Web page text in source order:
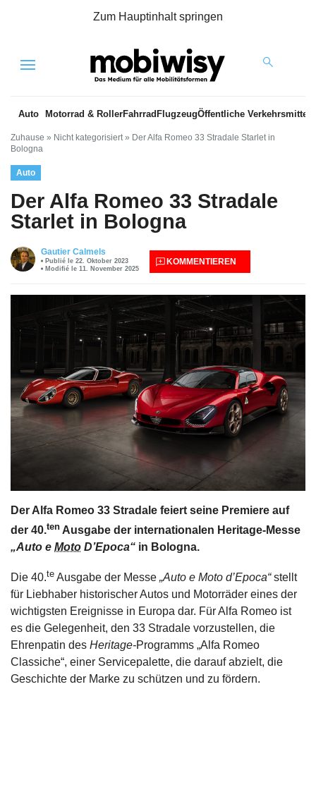
Zum Hauptinhalt springen
Menu
Auto Motorrad & RollerFahrrad FlugzeugÖffentliche Verkehrsmittel
Zuhause » Nicht kategorisiert » Der Alfa Romeo 33 Stradale Starlet in
Bologna
Auto
Der Alfa Romeo 33 Stradale
Starlet in Bologna
Gautier Calmels
Publié le 22. Oktober 2023
Modifié le 11. November 2025
KOMMENTIEREN
Der Alfa Romeo 33 Stradale feiert seine Premiere auf
der 40.ten Ausgabe der internationalen Heritage-Messe
„Auto e Moto D’Epoca“ in Bologna.
Die 40.te Ausgabe der Messe „Auto e Moto d’Epoca“stellt
für Liebhaber historischer Autos und Motorräder eines der
wichtigsten Ereignisse in Europa dar. Für Alfa Romeo ist
es die Gelegenheit, den 33 Stradale vorzustellen, die
Ehrenpatin des Heritage-Programms „Alfa Romeo
Classiche“, einer Servicepalette, die darauf abzielt, die
Geschichte der Marke zu schützen und zu fördern.